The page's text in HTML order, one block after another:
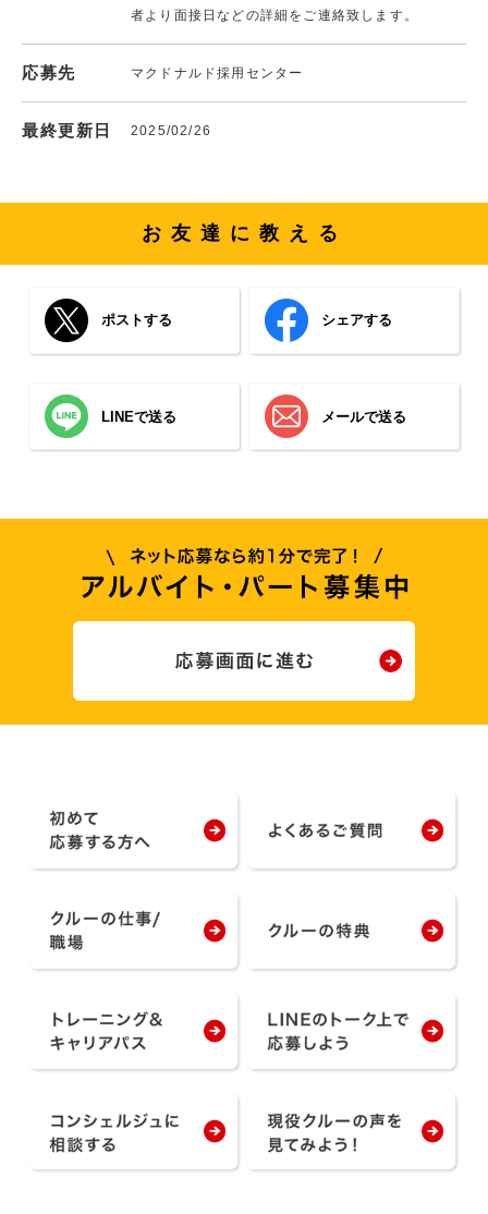
者より面接日などの詳細をご連絡致します。
応募先 マクドナルド採用センター
最終更新日 2025/02/26
お友達に教える
ポストする シェアする
LINEで送る メールで送る